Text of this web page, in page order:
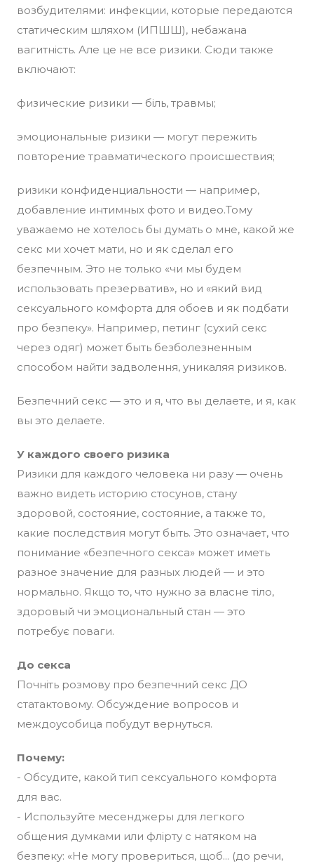
возбудителями: инфекции, которые передаются
статическим шляхом (ИПШШ), небажана
вагитність. Але це не все ризики. Сюди также
включают:
физические ризики — біль, травмы;
эмоциональные ризики — могут пережить
повторение травматического происшествия;
ризики конфиденциальности — например,
добавление интимных фото и видео.Тому
уважаемо не хотелось бы думать о мне, какой же
секс ми хочет мати, но и як сделал его
безпечным. Это не только «чи мы будем
использовать презерватив», но и «який вид
сексуального комфорта для обоев и як подбати
про безпеку». Например, петинг (сухий секс
через одяг) может быть безболезненным
способом найти задволення, уникаляя ризиков.
Безпечний секс — это и я, что вы делаете, и я, как
вы это делаете.
У каждого своего ризика
Ризики для каждого человека ни разу — очень
важно видеть историю стосунов, стану
здоровой, состояние, состояние, а также то,
какие последствия могут быть. Это означает, что
понимание «безпечного секса» может иметь
разное значение для разных людей — и это
нормально. Якщо то, что нужно за власне тіло,
здоровый чи эмоциональный стан — это
потребує поваги.
До секса
Почніть розмову про безпечний секс ДО
статактовому. Обсуждение вопросов и
междоусобица побудут вернуться.
Почему:
- Обсудите, какой тип сексуального комфорта
для вас.
- Используйте месенджеры для легкого
общения думками или флірту с натяком на
безпеку: «Не могу провериться, щоб... (до речи,